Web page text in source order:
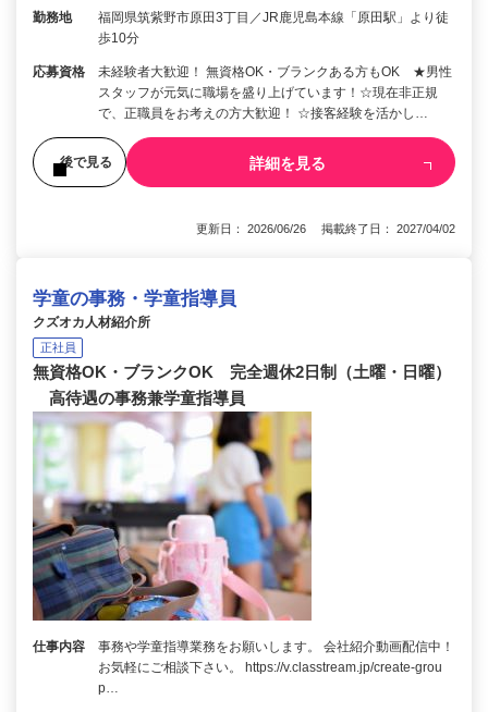
勤務地
福岡県筑紫野市原田3丁目／JR鹿児島本線「原田駅」より徒
歩10分
応募資格
未経験者大歓迎！ 無資格OK・ブランクある方もOK ★男性
スタッフが元気に職場を盛り上げています！☆現在非正規
で、正職員をお考えの方大歓迎！ ☆接客経験を活かし…
後で見る 詳細を見る
更新日： 2026/06/26 掲載終了日： 2027/04/02
学童の事務・学童指導員
クズオカ人材紹介所
正社員
無資格OK・ブランクOK 完全週休2日制（土曜・日曜）
高待遇の事務兼学童指導員
仕事内容
事務や学童指導業務をお願いします。 会社紹介動画配信中！
お気軽にご相談下さい。 https://v.classtream.jp/create-grou
p…